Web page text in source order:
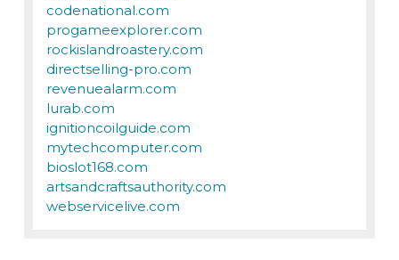
codenational.com
progameexplorer.com
rockislandroastery.com
directselling-pro.com
revenuealarm.com
lurab.com
ignitioncoilguide.com
mytechcomputer.com
bioslot168.com
artsandcraftsauthority.com
webservicelive.com